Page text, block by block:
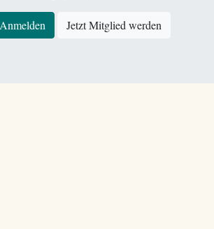
Anmelden Jetzt Mitglied werden